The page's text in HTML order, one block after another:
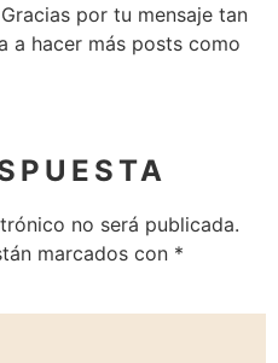
por tu mensaje tan
a hacer más posts como
no será publicada.
marcados con *